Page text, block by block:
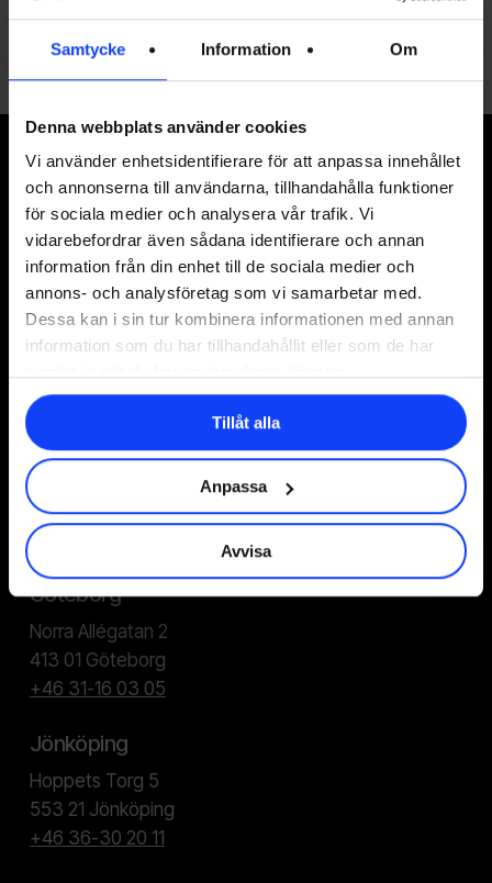
Samtycke Information Om
Denna webbplats använder cookies
Vi använder enhetsidentifierare för att anpassa innehållet
och annonserna till användarna, tillhandahålla funktioner
för sociala medier och analysera vår trafik. Vi
vidarebefordrar även sådana identifierare och annan
information från din enhet till de sociala medier och
annons- och analysföretag som vi samarbetar med.
Dessa kan i sin tur kombinera informationen med annan
information som du har tillhandahållit eller som de har
Tillåt alla
Anpassa
Avvisa
Signa upp på vårt nyhetsbrev
I vårintegritetspolicykan du läsa hur vi hanterar
dina personuppgifter.
Stockholm
Stortorget 7, 2 tr
111 29 Stockholm
+46 8-533 308 50
Göteborg
Norra Allégatan 2
413 01 Göteborg
+46 31-16 03 05
Jönköping
Hoppets Torg 5
553 21 Jönköping
+46 36-30 20 11